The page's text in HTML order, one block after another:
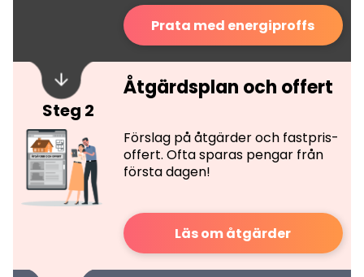
Prata med energiproffs
Steg 2
Åtgärdsplan och offert
Förslag på åtgärder och fastpris-
offert. Ofta sparas pengar från
första dagen!
Läs om åtgärder